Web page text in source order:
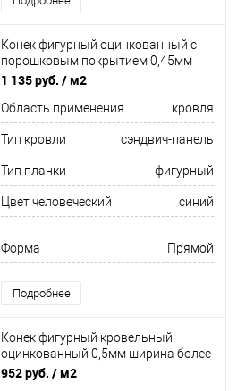
Конек фигурный оцинкованный c
порошковым покрытием 0,45мм
RAL 5021
1 135 руб. / м2
Область применения кровля
Тип кровли сэндвич-панель
Тип планки фигурный
Цвет человеческий синий
Форма Прямой
Подробнее
Конек фигурный кровельный
оцинкованный 0,5мм ширина более
625 мм
952 руб. / м2